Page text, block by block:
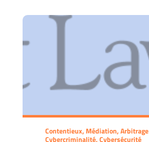
Contentieux, Médiation, Arbitrage
Cybercriminalité, Cybersécurité